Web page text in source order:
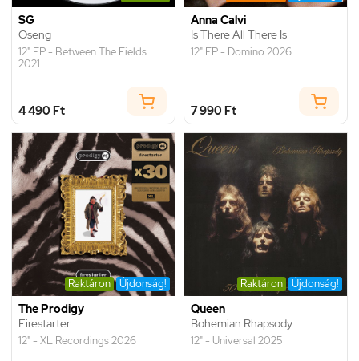
SG
Oseng
12" EP - Between The Fields
2021
4 490 Ft
Anna Calvi
Is There All There Is
12" EP - Domino 2026
7 990 Ft
Raktáron Újdonság!
The Prodigy
Firestarter
12" - XL Recordings 2026
Raktáron Újdonság!
Queen
Bohemian Rhapsody
12" - Universal 2025